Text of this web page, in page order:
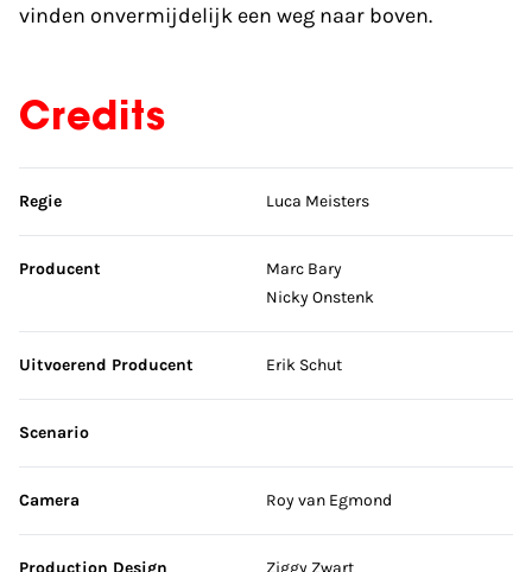
vinden onvermijdelijk een weg naar boven.
Credits
Sla credits over
Regie Luca Meisters
Producent
Marc Bary
Nicky Onstenk
Uitvoerend Producent Erik Schut
Scenario
Camera Roy van Egmond
Production Design
Ziggy Zwart